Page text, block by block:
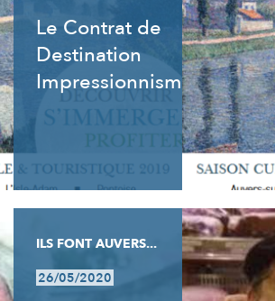
Le Contrat de
Destination
Impressionnisme
ILS FONT AUVERS...
26/05/2020